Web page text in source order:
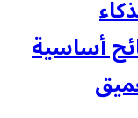
2026: 5 نصائح أساسية